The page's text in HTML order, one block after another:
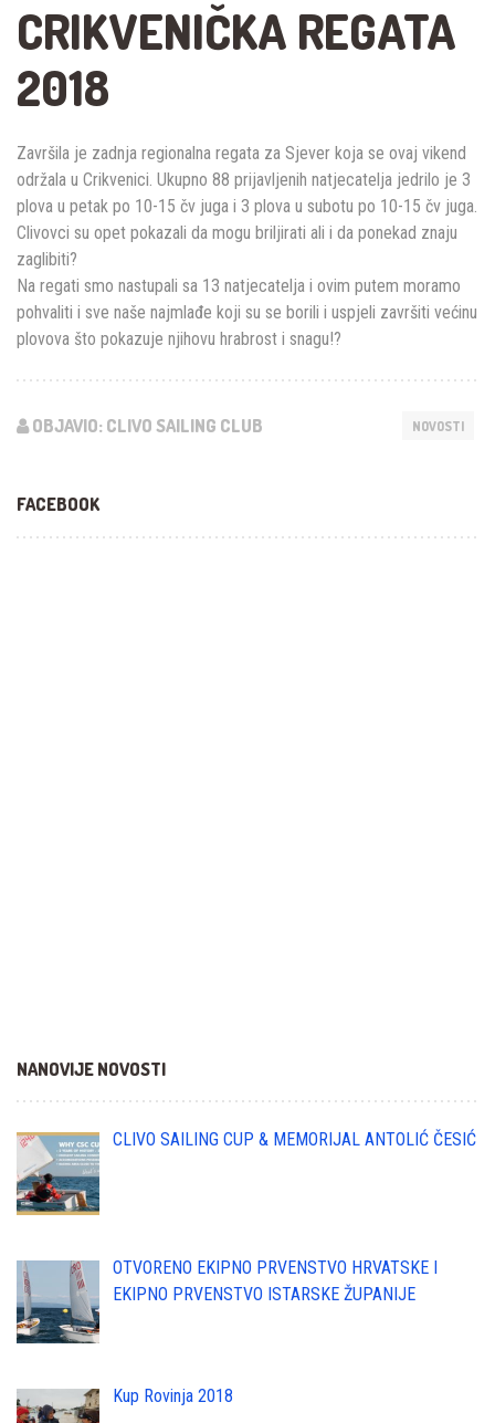
CRIKVENIČKA REGATA
2018
Završila je zadnja regionalna regata za Sjever koja se ovaj vikend
održala u Crikvenici. Ukupno 88 prijavljenih natjecatelja jedrilo je 3
plova u petak po 10-15 čv juga i 3 plova u subotu po 10-15 čv juga.
Clivovci su opet pokazali da mogu briljirati ali i da ponekad znaju
zaglibiti?
Na regati smo nastupali sa 13 natjecatelja i ovim putem moramo
pohvaliti i sve naše najmlađe koji su se borili i uspjeli završiti većinu
plovova što pokazuje njihovu hrabrost i snagu!?
OBJAVIO: CLIVO SAILING CLUB NOVOSTI
FACEBOOK
NANOVIJE NOVOSTI
CLIVO SAILING CUP & MEMORIJAL ANTOLIĆ ČESIĆ
OTVORENO EKIPNO PRVENSTVO HRVATSKE I
EKIPNO PRVENSTVO ISTARSKE ŽUPANIJE
Kup Rovinja 2018